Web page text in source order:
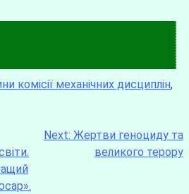
комісії механічних дисциплін,
Next: Жертви геноциду та
великого терору